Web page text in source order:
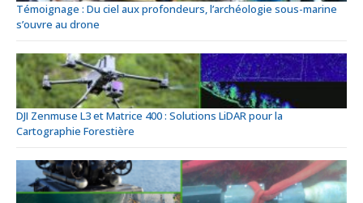
Témoignage : Du ciel aux profondeurs, l’archéologie sous-marine
s’ouvre au drone
DJI Zenmuse L3 et Matrice 400 : Solutions LiDAR pour la
Cartographie Forestière